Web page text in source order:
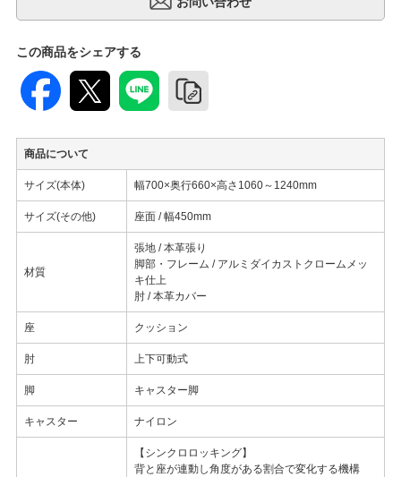
この商品をシェアする
商品について
サイズ(本体) 幅700×奥行660×高さ1060～1240mm
サイズ(その他) 座面 / 幅450mm
材質
張地 / 本革張り
脚部・フレーム / アルミダイカストクロームメッ
キ仕上
肘 / 本革カバー
座 クッション
肘 上下可動式
脚 キャスター脚
キャスター ナイロン
【シンクロロッキング】
背と座が連動し角度がある割合で変化する機構